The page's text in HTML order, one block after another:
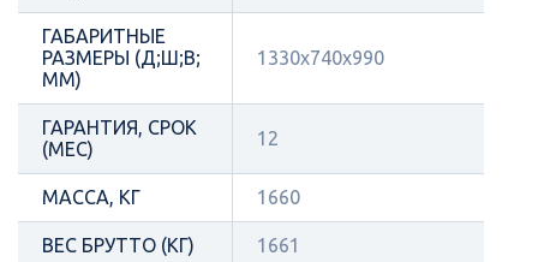
ГАБАРИТНЫЕ
РАЗМЕРЫ (Д;Ш;В;
ММ)
1330x740x990
ГАРАНТИЯ, СРОК
(МЕС)
12
МАССА, КГ 1660
ВЕС БРУТТО (КГ) 1661